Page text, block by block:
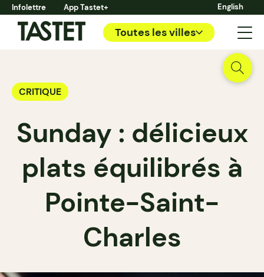
Infolettre App Tastet+ English
Toutes les villes
CRITIQUE
Sunday : délicieux
plats équilibrés à
Pointe-Saint-
Charles